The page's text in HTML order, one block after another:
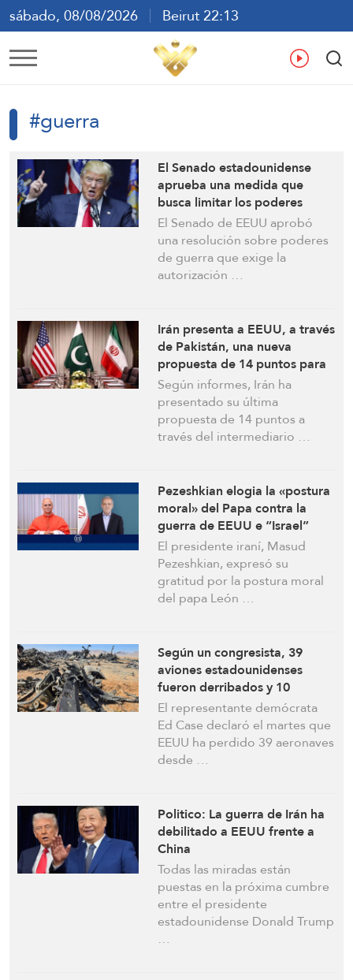
sábado, 08/08/2026
Beirut 22:13
ع En
#guerra
El Senado estadounidense
aprueba una medida que
busca limitar los poderes
bélicos de Trump contra Irán
El Senado de EEUU aprobó
una resolución sobre poderes
de guerra que exige la
autorización …
Irán presenta a EEUU, a través
de Pakistán, una nueva
propuesta de 14 puntos para
poner fin a la guerra: Informe
Según informes, Irán ha
presentado su última
propuesta de 14 puntos a
través del intermediario …
Pezeshkian elogia la «postura
moral» del Papa contra la
guerra de EEUU e “Israel”
contra Irán
El presidente iraní, Masud
Pezeshkian, expresó su
gratitud por la postura moral
del papa León …
Según un congresista, 39
aviones estadounidenses
fueron derribados y 10
resultaron dañados durante la
guerra con Irán
El representante demócrata
Ed Case declaró el martes que
EEUU ha perdido 39 aeronaves
desde …
Politico: La guerra de Irán ha
debilitado a EEUU frente a
China
Todas las miradas están
puestas en la próxima cumbre
entre el presidente
estadounidense Donald Trump
…